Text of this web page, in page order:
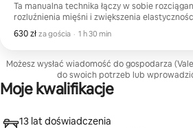
Ta manualna technika łączy w sobie
rozluźnienia mięśni i zwiększenia
podłodze na matach i obejmuje mobilizacje,
których celem jest poprawa mobilności i
630 zł za gościa
630 zł za gościa
, · 1 h 30 min
Możesz wysłać wiadomość do gospodarza
do swoich potrzeb lub
Moje kwalifikacje
13 lat doświadczenia